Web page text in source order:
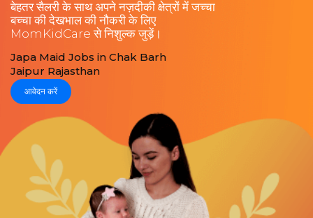
बेहतर सैलरी के साथ अपने नज़दीकी क्षेत्रों में जच्चा
बच्चा की देखभाल की नौकरी के लिए
MomKidCare से निशुल्क जुड़ें।
Japa Maid Jobs in Chak Barh
Jaipur Rajasthan
आवेदन करें